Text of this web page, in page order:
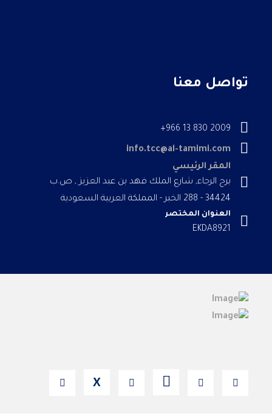
تواصل معنا
2009 830 13 966+
info.tcc@al-tamimi.com
المقر الرئيسي
برج الرجاء, شارع الملك فهد بن عبد العزيز , ص.ب
34424 - 288 الخبر - المملكة العربية السعودية
العنوان المختصر
EKDA8921
X